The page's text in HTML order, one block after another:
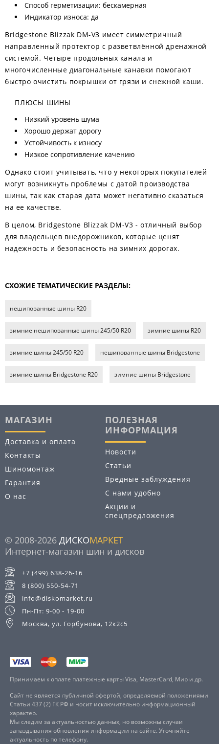
Способ герметизации: бескамерная
Индикатор износа: да
Bridgestone Blizzak DM-V3 имеет симметричный
направленный протектор с разветвлённой дренажной
системой. Четыре продольных канала и
многочисленные диагональные канавки помогают
быстро очистить покрышки от грязи и снежной каши.
ПЛЮСЫ ШИНЫ
Низкий уровень шума
Хорошо держат дорогу
Устойчивость к износу
Низкое сопротивление качению
Однако стоит учитывать, что у некоторых покупателей
могут возникнуть проблемы с датой производства
шины, так как старая дата может негативно сказаться
на ее качестве.
В целом, Bridgestone Blizzak DM-V3 - отличный выбор
для владельцев внедорожников, которые ценят
надежность и безопасность на зимних дорогах.
СХОЖИЕ ТЕМАТИЧЕСКИЕ РАЗДЕЛЫ:
нешипованные шины R20
зимние нешипованные шины 245/50 R20 зимние шины R20
зимние шины 245/50 R20 нешипованные шины Bridgestone
зимние шины Bridgestone R20 зимние шины Bridgestone
МАГАЗИН
Доставка и оплата
Контакты
Шиномонтаж
Гарантия
О нас
ПОЛЕЗНАЯ
ИНФОРМАЦИЯ
Новости
Статьи
Вредные заблуждения
С нами удобно
Акции и
спецпредложения
© 2008-2026 ДИСКОМАРКЕТ
Интернет-магазин шин и дисков
+7 (499) 638-26-16
8 (800) 550-54-71
info@diskomarket.ru
Пн-Пт: 9-00 - 19-00
Москва, ул. Горбунова, 12к2с5
Принимаем к оплате платежные карты Visa, MasterCard, Мир и др.
Сайт не является публичной офертой, определяемой положениями
Статьи 437 (2) ГК РФ и носит исключительно информационный
характер.
Мы следим за актуальностью данных, но возможны случаи
запаздывания обновления информации на сайте. Уточняйте
актуальность по телефону.